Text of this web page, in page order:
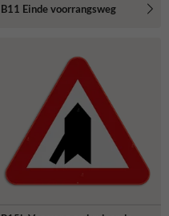
B11 Einde voorrangsweg